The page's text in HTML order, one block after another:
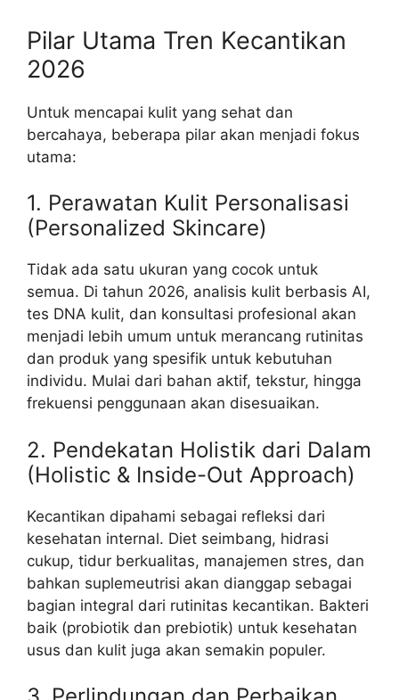
Pilar Utama Tren Kecantikan
2026
Untuk mencapai kulit yang sehat dan
bercahaya, beberapa pilar akan menjadi fokus
utama:
1. Perawatan Kulit Personalisasi
(Personalized Skincare)
Tidak ada satu ukuran yang cocok untuk
semua. Di tahun 2026, analisis kulit berbasis AI,
tes DNA kulit, dan konsultasi profesional akan
menjadi lebih umum untuk merancang rutinitas
dan produk yang spesifik untuk kebutuhan
individu. Mulai dari bahan aktif, tekstur, hingga
frekuensi penggunaan akan disesuaikan.
2. Pendekatan Holistik dari Dalam
(Holistic & Inside-Out Approach)
Kecantikan dipahami sebagai refleksi dari
kesehatan internal. Diet seimbang, hidrasi
cukup, tidur berkualitas, manajemen stres, dan
bahkan suplemeutrisi akan dianggap sebagai
bagian integral dari rutinitas kecantikan. Bakteri
baik (probiotik dan prebiotik) untuk kesehatan
usus dan kulit juga akan semakin populer.